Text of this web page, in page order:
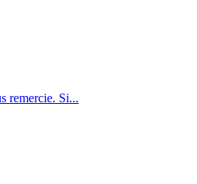
remercie. Si...